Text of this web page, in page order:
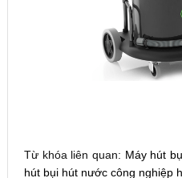
Từ khóa liên quan: Máy hút
hút bụi hút nước công nghiệp